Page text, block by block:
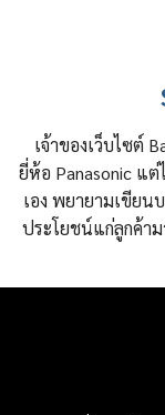
เจ้าของเว็บไซต์
ยี่ห้อ Panasonic แ
เอง พยายามเขียน
ประโยชน์แก่ลูกค้า